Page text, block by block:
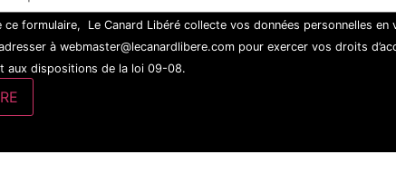
ce formulaire, Le Canard Libéré collecte vos données personnelles en
à webmaster@lecanardlibere.com pour exercer vos droits
aux dispositions de la loi 09-08.